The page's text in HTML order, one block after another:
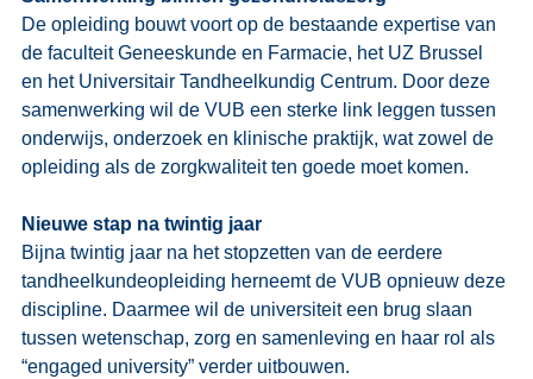
De opleiding bouwt voort op de bestaande expertise van
de faculteit Geneeskunde en Farmacie, het UZ Brussel
en het Universitair Tandheelkundig Centrum. Door deze
samenwerking wil de VUB een sterke link leggen tussen
onderwijs, onderzoek en klinische praktijk, wat zowel de
opleiding als de zorgkwaliteit ten goede moet komen.
Nieuwe stap na twintig jaar
Bijna twintig jaar na het stopzetten van de eerdere
tandheelkundeopleiding herneemt de VUB opnieuw deze
discipline. Daarmee wil de universiteit een brug slaan
tussen wetenschap, zorg en samenleving en haar rol als
“engaged university” verder uitbouwen.